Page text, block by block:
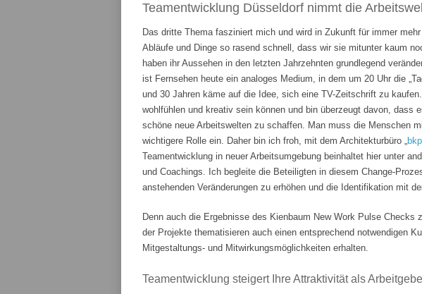
Teamentwicklung Düsseldorf nimmt die
Das dritte Thema fasziniert mich und wird in Zukunft für immer
Abläufe und Dinge so rasend schnell, dass wir sie mitunter kaum
haben ihr Aussehen in den letzten Jahrzehnten grundlegend
ist Fernsehen heute ein analoges Medium, in dem um 20 Uhr die
und 30 Jahren käme auf die Idee, sich eine TV-Zeitschrift zu
wohlfühlen und kreativ sein können und bin überzeugt davon,
schöne neue Arbeitswelten zu schaffen. Man muss die Menschen
wichtigere Rolle ein. Daher bin ich froh, mit dem Architekturbüro „
Teamentwicklung in neuer Arbeitsumgebung beinhaltet hier unter
und Coachings. Ich begleite die Beteiligten in diesem Change-
anstehenden Veränderungen zu erhöhen und die Identifikation mit
Denn auch die Ergebnisse des Kienbaum New Work Pulse
der Projekte thematisieren auch einen entsprechend notwendigen
Mitgestaltungs- und Mitwirkungsmöglichkeiten erhalten.
Teamentwicklung steigert Ihre Attraktivität als